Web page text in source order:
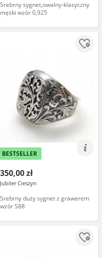
Srebrny sygnet,owalny-klasyczny
męski wzór 0,925
BESTSELLER
350,00 zł
Jubiler Cieszyn
Srebrny duży sygnet z grawerem
wzór S88